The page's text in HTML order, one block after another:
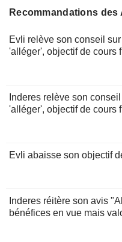
Recommandations des
Evli relève son conseil
'alléger', objectif de cours
Inderes relève son
'alléger', objectif de cours
Evli abaisse son objectif
Inderes réitère son avis
bénéfices en vue mais